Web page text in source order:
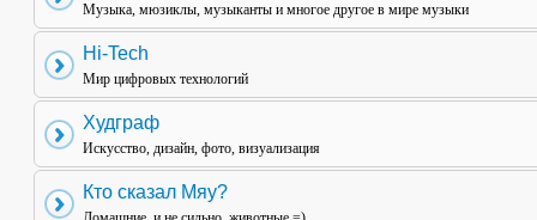
Музыка, мюзиклы, музыканты и многое другое в мире музыки
Hi-Tech
Мир цифровых технологий
Худграф
Искусство, дизайн, фото, визуализация
Кто сказал Мяу?